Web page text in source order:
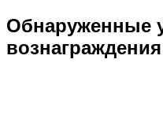
Обнаруженные
вознаграждения